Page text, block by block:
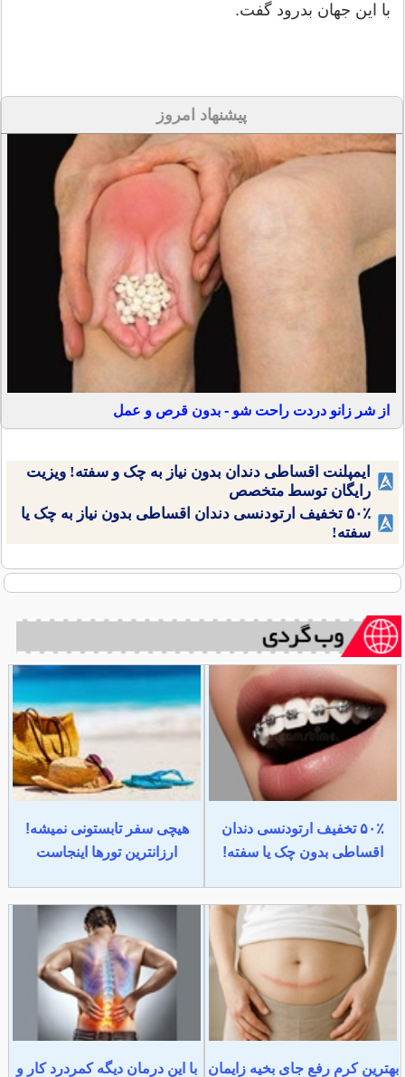
با این جهان بدرود گفت.
پیشنهاد امروز
از شر زانو دردت راحت شو - بدون قرص و عمل
ایمپلنت اقساطی دندان بدون نیاز به چک و سفته! ویزیت
رایگان توسط متخصص
۵۰٪ تخفیف ارتودنسی دندان اقساطی بدون نیاز به چک یا
سفته!
۵۰٪ تخفیف ارتودنسی دندان
اقساطی بدون چک یا سفته!
هیچی سفر تابستونی نمیشه!
ارزانترین تورها اینجاست
بهترین کرم رفع جای بخیه زایمان
با این درمان دیگه کمردرد کار و